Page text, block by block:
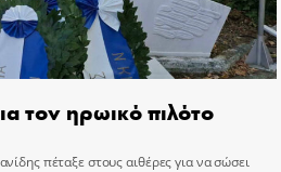
τον ηρωικό πιλότο
πέταξε στους αιθέρες για να σώσει